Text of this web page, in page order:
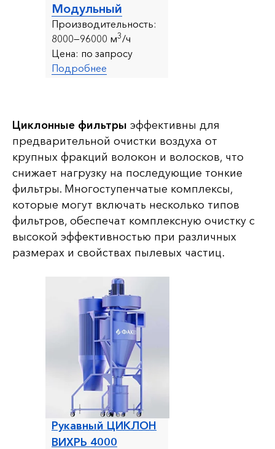
Модульный
Производительность:
8000—96000 м3/ч
Цена: по запросу
Подробнее
Циклонные фильтры эффективны для
предварительной очистки воздуха от
крупных фракций волокон и волосков, что
снижает нагрузку на последующие тонкие
фильтры. Многоступенчатые комплексы,
которые могут включать несколько типов
фильтров, обеспечат комплексную очистку с
высокой эффективностью при различных
размерах и свойствах пылевых частиц.
Рукавный ЦИКЛОН
ВИХРЬ 4000